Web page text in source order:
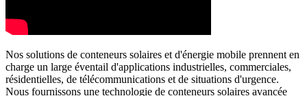
Nos solutions de conteneurs solaires et d'énergie mobile prennent en
charge un large éventail d'applications industrielles, commerciales,
résidentielles, de télécommunications et de situations d'urgence.
Nous fournissons une technologie de conteneurs solaires avancée